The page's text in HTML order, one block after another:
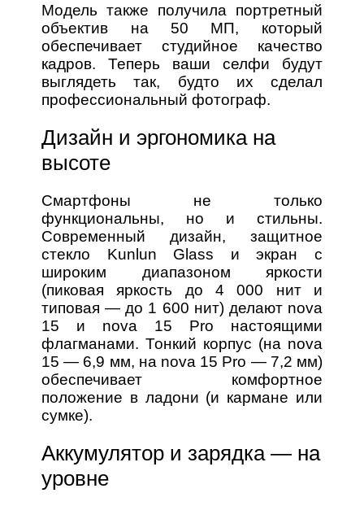
Модель также получила портретный
объектив на 50 МП, который
обеспечивает студийное качество
кадров. Теперь ваши селфи будут
выглядеть так, будто их сделал
профессиональный фотограф.
Дизайн и эргономика на
высоте
Смартфоны не только
функциональны, но и стильны.
Современный дизайн, защитное
стекло Kunlun Glass и экран с
широким диапазоном яркости
(пиковая яркость до 4 000 нит и
типовая — до 1 600 нит) делают nova
15 и nova 15 Pro настоящими
флагманами. Тонкий корпус (на nova
15 — 6,9 мм, на nova 15 Pro — 7,2 мм)
обеспечивает комфортное
положение в ладони (и кармане или
сумке).
Аккумулятор и зарядка — на
уровне